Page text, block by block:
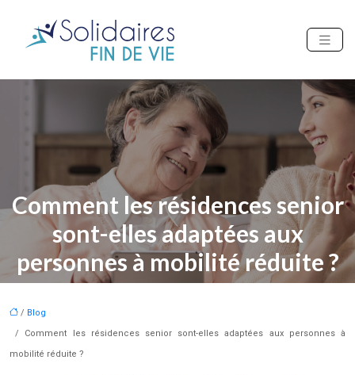
Comment les résidences senior
sont-elles adaptées aux
personnes à mobilité réduite ?
/ Blog
/ Comment les résidences senior sont-elles adaptées aux personnes à
mobilité réduite ?